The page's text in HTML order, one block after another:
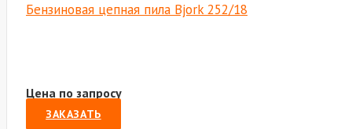
Бензиновая цепная пила Bjork 252/18
Цена по запросу
ЗАКАЗАТЬ